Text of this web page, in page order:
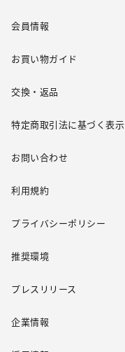
会員情報
お買い物ガイド
交換・返品
特定商取引法に基づく表示
お問い合わせ
利用規約
プライバシーポリシー
推奨環境
プレスリリース
企業情報